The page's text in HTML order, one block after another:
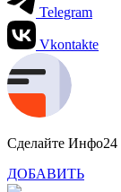
Telegram
Vkontakte
Сделайте Инфо24
ДОБАВИТЬ